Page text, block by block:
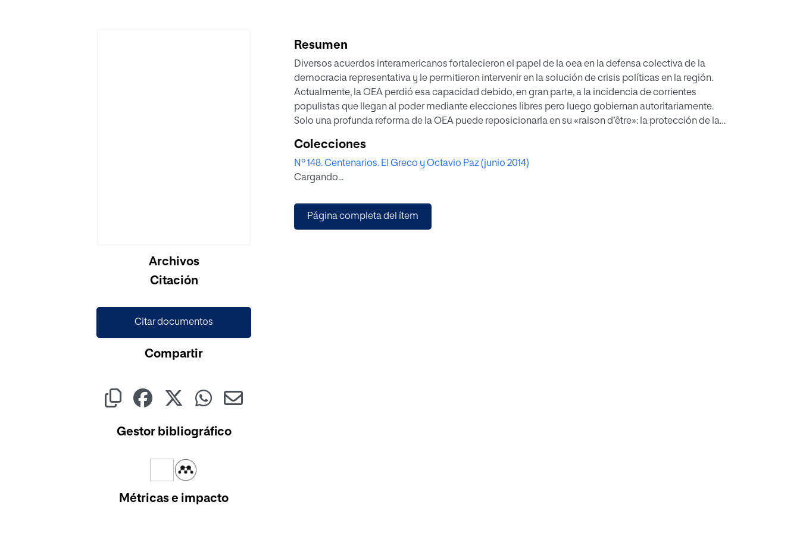
Archivos
Citación
Citar documentos
Compartir
Gestor bibliográfico
Métricas e impacto
Resumen
Diversos acuerdos interamericanos fortalecieron el papel de la oea en la defensa colectiva de la
democracia representativa y le permitieron intervenir en la solución de crisis políticas en la región.
Actualmente, la OEA perdió esa capacidad debido, en gran parte, a la incidencia de corrientes
populistas que llegan al poder mediante elecciones libres pero luego gobiernan autoritariamente.
Solo una profunda reforma de la OEA puede reposicionarla en su «raison d’être»: la protección de la
Colecciones
Nº 148. Centenarios. El Greco y Octavio Paz (junio 2014)
Cargando...
Página completa del ítem